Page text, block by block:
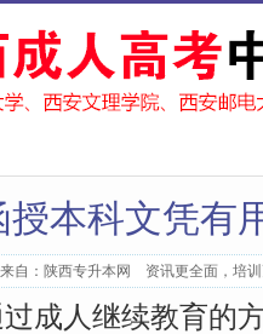
授本科文凭有
自：陕西专升本网 资讯更全面，培
成人继续教育的